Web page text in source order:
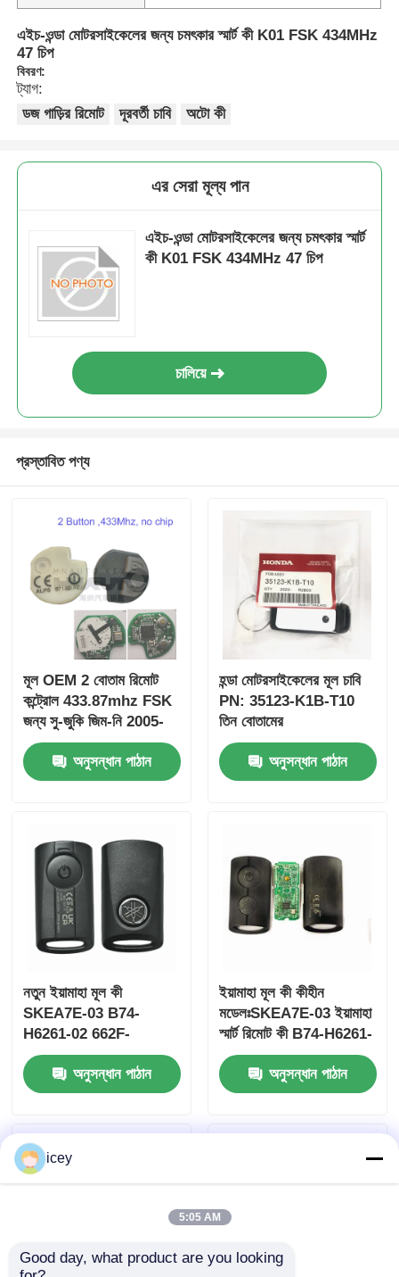
বাড়ি
ভিডিও
এইচ-ওন্ডা মোটরসাইকেলের জন্য চমৎকার স্মার্ট কী K01 FSK 434MHz
47 চিপ
বিবরণ:
ট্যাগ:
ডজ গাড়ির রিমোট
দূরবর্তী চাবি অটো কী
এর সেরা মূল্য পান
এইচ-ওন্ডা মোটরসাইকেলের জন্য চমৎকার স্মার্ট
কী K01 FSK 434MHz 47 চিপ
চালিয়ে
প্রস্তাবিত পণ্য
মূল OEM 2 বোতাম রিমোট
কন্ট্রোল 433.87mhz FSK
জন্য সু-জুকি জিম-নি 2005-
2017 ছাড়া চিপ 37182-A7
শুধুমাত্র নিয়ন্ত্রণ জন্য পাইকারি
MOQ 50pcs
অনুসন্ধান পাঠান
হন্ডা মোটরসাইকেলের মূল চাবি
PN: 35123-K1B-T10
তিন বোতামের
FSK433.92MHz
ID47chip দূরবর্তী গাড়ির চাবি
অনুসন্ধান পাঠান
নতুন ইয়ামাহা মূল কী
SKEA7E-03 B74-
H6261-02 662F-
SKEA7D03
অনুসন্ধান পাঠান
ইয়ামাহা মূল কী কীহীন
মডেলঃSKEA7E-03 ইয়ামাহা
স্মার্ট রিমোট কী B74-H6261-
02/662F-SKEA7D03 এর
জন্য
অনুসন্ধান পাঠান
icey
5:05 AM
Good day, what product are you looking